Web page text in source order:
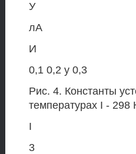
У
лА
И
0,1 0,2 у 0,3
Рис. 4. Константы
температурах I - 298
I
3